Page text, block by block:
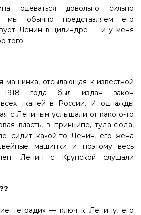
одеваться довольно сильно
мы обычно представляем его
Ленин в цилиндре — и у меня
того.
отсылающая к известной
1918 года был издан закон
всех тканей в России. И однажды
с Лениным услышали от какого-то
власть, в принципе, туда-сюда,
сидит какой-то Ленин, его жена
машинки и поэтому весь
Ленин с Крупской слушали
тетради» — ключ к Ленину, его